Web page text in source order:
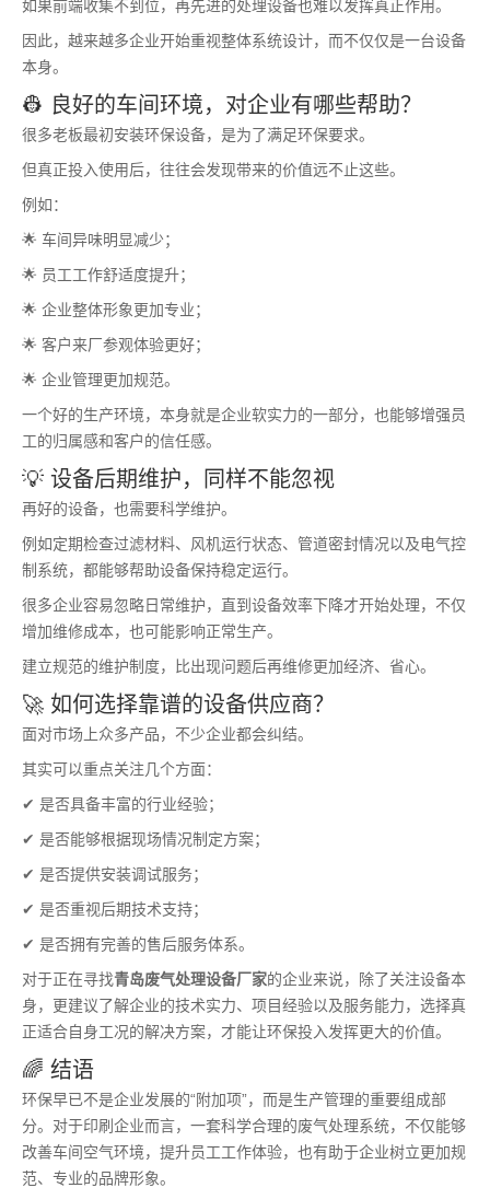
如果前端收集不到位，再先进的处理设备也难以发挥真正作用。
因此，越来越多企业开始重视整体系统设计，而不仅仅是一台设备
本身。
👷 良好的车间环境，对企业有哪些帮助？
很多老板最初安装环保设备，是为了满足环保要求。
但真正投入使用后，往往会发现带来的价值远不止这些。
例如：
🌟 车间异味明显减少；
🌟 员工工作舒适度提升；
🌟 企业整体形象更加专业；
🌟 客户来厂参观体验更好；
🌟 企业管理更加规范。
一个好的生产环境，本身就是企业软实力的一部分，也能够增强员
工的归属感和客户的信任感。
💡 设备后期维护，同样不能忽视
再好的设备，也需要科学维护。
例如定期检查过滤材料、风机运行状态、管道密封情况以及电气控
制系统，都能够帮助设备保持稳定运行。
很多企业容易忽略日常维护，直到设备效率下降才开始处理，不仅
增加维修成本，也可能影响正常生产。
建立规范的维护制度，比出现问题后再维修更加经济、省心。
🚀 如何选择靠谱的设备供应商？
面对市场上众多产品，不少企业都会纠结。
其实可以重点关注几个方面：
✔ 是否具备丰富的行业经验；
✔ 是否能够根据现场情况制定方案；
✔ 是否提供安装调试服务；
✔ 是否重视后期技术支持；
✔ 是否拥有完善的售后服务体系。
对于正在寻找青岛废气处理设备厂家的企业来说，除了关注设备本
身，更建议了解企业的技术实力、项目经验以及服务能力，选择真
正适合自身工况的解决方案，才能让环保投入发挥更大的价值。
🌈 结语
环保早已不是企业发展的“附加项”，而是生产管理的重要组成部
分。对于印刷企业而言，一套科学合理的废气处理系统，不仅能够
改善车间空气环境，提升员工工作体验，也有助于企业树立更加规
范、专业的品牌形象。